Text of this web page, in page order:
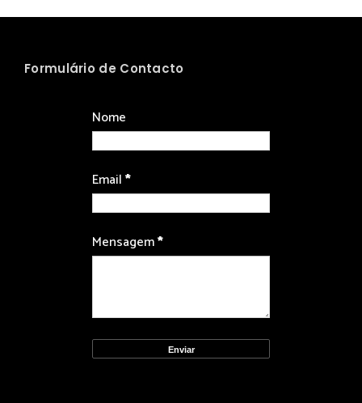
Formulário de Contacto
Nome
Email*
Mensagem*